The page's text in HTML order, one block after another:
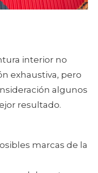
interior no
exhaustiva, pero
algunos
resultado.
marcas de la